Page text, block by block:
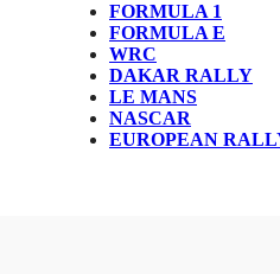
FORMULA 1
FORMULA E
WRC
DAKAR RALLY
LE MANS
NASCAR
EUROPEAN